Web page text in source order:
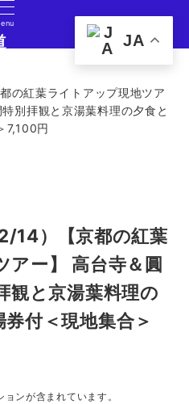
の情報サイト
の紅葉ライトアップ現地ツア
別拝観と京湯葉料理の夕食と
7,100円
14）【京都の紅葉
アー】 高台寺＆圓
観と京湯葉料理の
付＜現地集合＞
ンが含まれています。
JA